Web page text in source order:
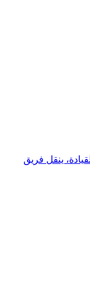
ينقل فريق